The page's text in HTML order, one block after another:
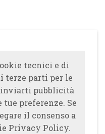
tecnici e di
terze parti per le
inviarti pubblicità
preferenze. Se
il consenso a
Privacy Policy.